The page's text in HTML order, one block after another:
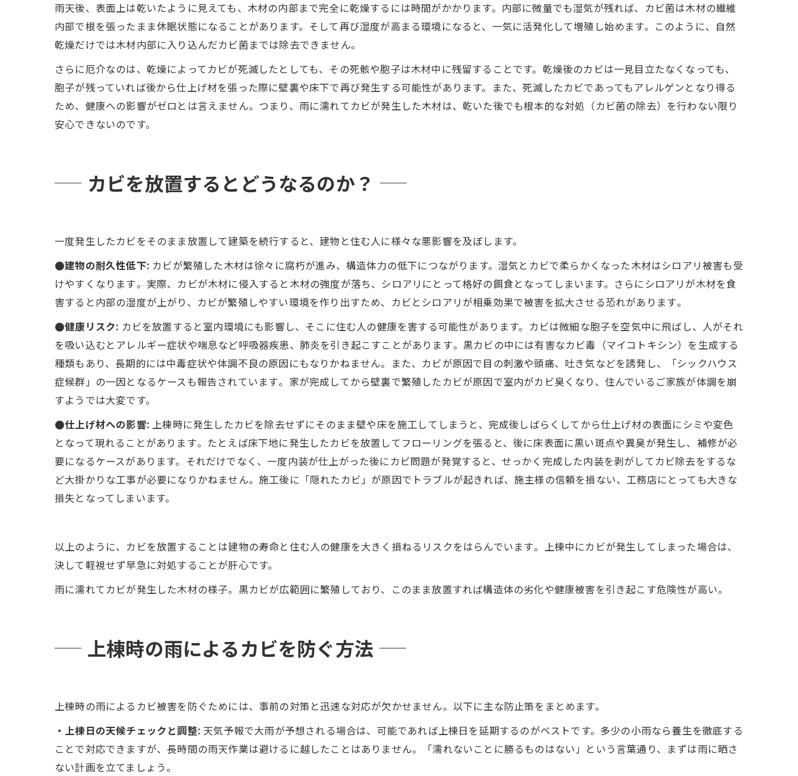
雨天後、表面上は乾いたように見えても、木材の内部まで完全に乾燥するには時間がかかります。内部に微量でも湿気が残れば、カビ菌は木材の繊維
内部で根を張ったまま休眠状態になることがあります。そして再び湿度が高まる環境になると、一気に活発化して増殖し始めます。このように、自然
乾燥だけでは木材内部に入り込んだカビ菌までは除去できません。
さらに厄介なのは、乾燥によってカビが死滅したとしても、その死骸や胞子は木材中に残留することです。乾燥後のカビは一見目立たなくなっても、
胞子が残っていれば後から仕上げ材を張った際に壁裏や床下で再び発生する可能性があります。また、死滅したカビであってもアレルゲンとなり得る
ため、健康への影響がゼロとは言えません。つまり、雨に濡れてカビが発生した木材は、乾いた後でも根本的な対処（カビ菌の除去）を行わない限り
安心できないのです。
カビを放置するとどうなるのか？
一度発生したカビをそのまま放置して建築を続行すると、建物と住む人に様々な悪影響を及ぼします。
●建物の耐久性低下: カビが繁殖した木材は徐々に腐朽が進み、構造体力の低下につながります。湿気とカビで柔らかくなった木材はシロアリ被害も受
けやすくなります​。実際、カビが木材に侵入すると木材の強度が落ち、シロアリにとって格好の餌食となってしまいます。さらにシロアリが木材を食
害すると内部の湿度が上がり、カビが繁殖しやすい環境を作り出すため、カビとシロアリが相乗効果で被害を拡大させる恐れがあります​。
●健康リスク: カビを放置すると室内環境にも影響し、そこに住む人の健康を害する可能性があります。カビは微細な胞子を空気中に飛ばし、人がそれ
を吸い込むとアレルギー症状や喘息など呼吸器疾患、肺炎を引き起こすことがあります​。黒カビの中には有害なカビ毒（マイコトキシン）を生成する
種類もあり、長期的には中毒症状や体調不良の原因にもなりかねません。また、カビが原因で目の刺激や頭痛、吐き気などを誘発し、「シックハウス
症候群」の一因となるケースも報告されています​。家が完成してから壁裏で繁殖したカビが原因で室内がカビ臭くなり、住んでいるご家族が体調を崩
すようでは大変です。
●仕上げ材への影響: 上棟時に発生したカビを除去せずにそのまま壁や床を施工してしまうと、完成後しばらくしてから仕上げ材の表面にシミや変色
となって現れることがあります​。たとえば床下地に発生したカビを放置してフローリングを張ると、後に床表面に黒い斑点や異臭が発生し、補修が必
要になるケースがあります。それだけでなく、一度内装が仕上がった後にカビ問題が発覚すると、せっかく完成した内装を剥がしてカビ除去をするな
ど大掛かりな工事が必要になりかねません。施工後に「隠れたカビ」が原因でトラブルが起きれば、施主様の信頼を損ない、工務店にとっても大きな
損失となってしまいます。
以上のように、カビを放置することは建物の寿命と住む人の健康を大きく損ねるリスクをはらんでいます​。上棟中にカビが発生してしまった場合は、
決して軽視せず早急に対処することが肝心です。
雨に濡れてカビが発生した木材の様子。黒カビが広範囲に繁殖しており、このまま放置すれば構造体の劣化や健康被害を引き起こす危険性が高い。
上棟時の雨によるカビを防ぐ方法
上棟時の雨によるカビ被害を防ぐためには、事前の対策と迅速な対応が欠かせません。以下に主な防止策をまとめます。
・上棟日の天候チェックと調整: 天気予報で大雨が予想される場合は、可能であれば上棟日を延期するのがベストです。多少の小雨なら養生を徹底する
ことで対応できますが、長時間の雨天作業は避けるに越したことはありません​。「濡れないことに勝るものはない」という言葉通り、まずは雨に晒さ
ない計画を立てましょう​。